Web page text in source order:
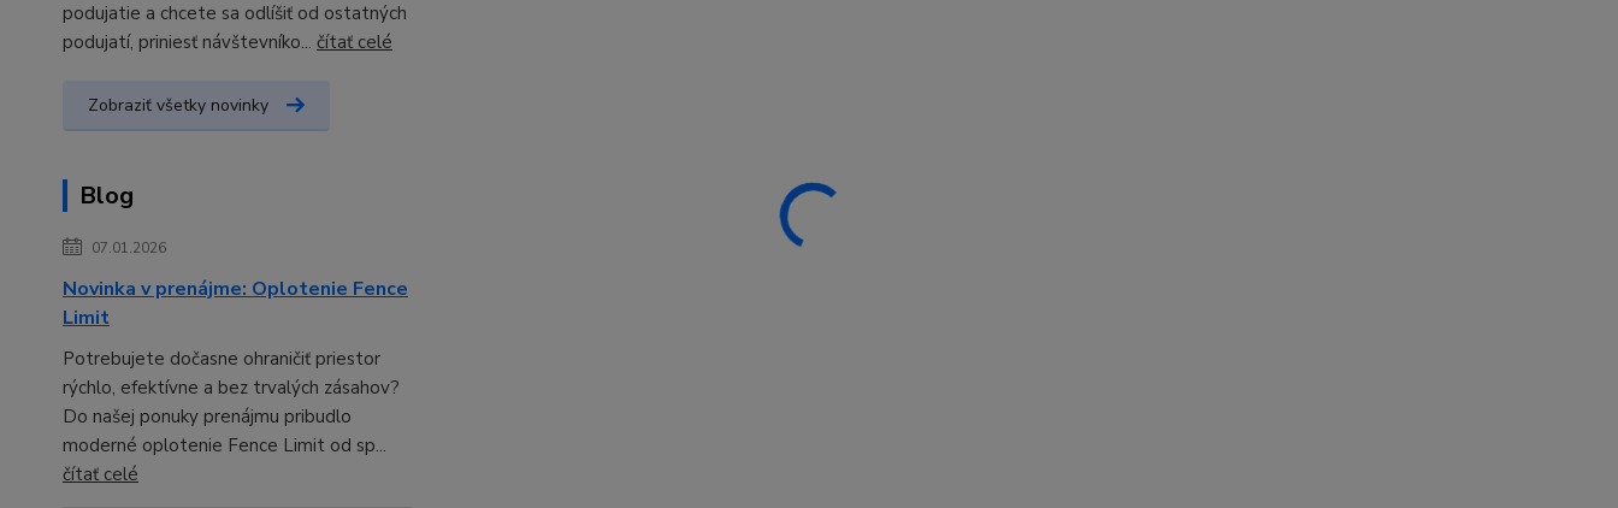
podujatie a chcete sa odlíšiť od ostatných
podujatí, priniesť návštevníko... čítať celé
Zobraziť všetky novinky
Blog
07.01.2026
Novinka v prenájme: Oplotenie Fence
Limit
Potrebujete dočasne ohraničiť priestor
rýchlo, efektívne a bez trvalých zásahov?
Do našej ponuky prenájmu pribudlo
moderné oplotenie Fence Limit od sp...
čítať celé